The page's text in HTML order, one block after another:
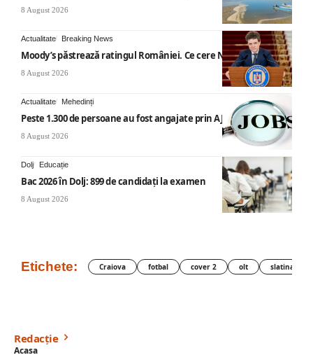
8 August 2026
Actualitate Breaking News
Moody’s păstrează ratingul României. Ce cere Nicușor Dan
8 August 2026
Actualitate Mehedinți
Peste 1.300 de persoane au fost angajate prin AJOFM Mehedinți
8 August 2026
Dolj Educație
Bac 2026 în Dolj: 899 de candidați la examen
8 August 2026
Etichete: Craiova fotbal cover 2 olt slatina
Redacție
Acasa